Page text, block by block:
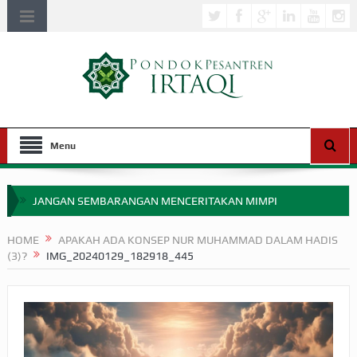
Menu
JANGAN SEMBARANGAN MENCERITAKAN MIMPI
MIMPI YANG DIABAIKAN MENJELANG PERANG BADAR
SEBELUM TIBA SAAT WAJIB?
HAKIKAT NIKMAT DI DUNIA!
HOME
APAKAH ADA KONSEP NUR MUHAMMAD DALAM HADIS
(3)?
IMG_20240129_182918_445